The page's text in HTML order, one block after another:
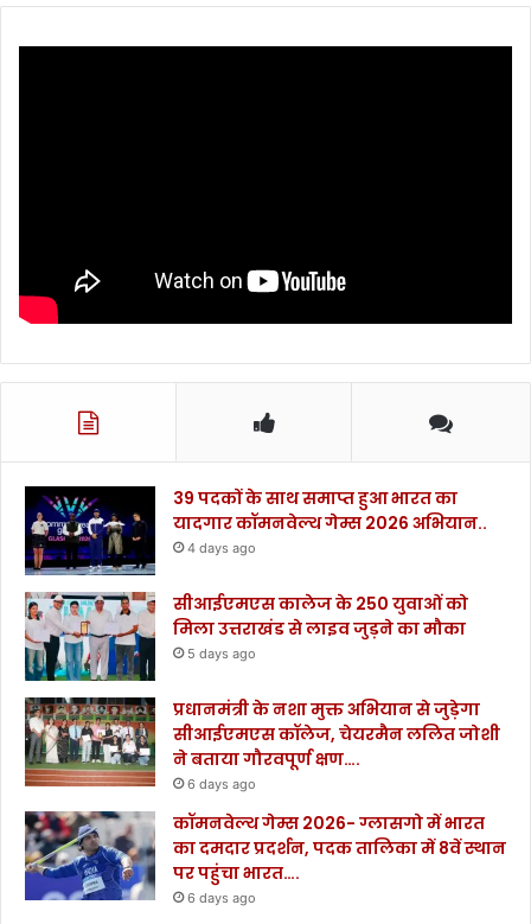
39 पदकों के साथ समाप्त हुआ भारत का
यादगार कॉमनवेल्थ गेम्स 2026 अभियान..
4 days ago
सीआईएमएस कालेज के 250 युवाओं को
मिला उत्तराखंड से लाइव जुड़ने का मौका
5 days ago
प्रधानमंत्री के नशा मुक्त अभियान से जुड़ेगा
सीआईएमएस कॉलेज, चेयरमैन ललित जोशी
ने बताया गौरवपूर्ण क्षण….
6 days ago
कॉमनवेल्थ गेम्स 2026- ग्लासगो में भारत
का दमदार प्रदर्शन, पदक तालिका में 8वें स्थान
पर पहुंचा भारत….
6 days ago